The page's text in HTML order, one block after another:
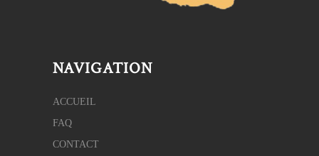
NAVIGATION
ACCUEIL
FAQ
CONTACT